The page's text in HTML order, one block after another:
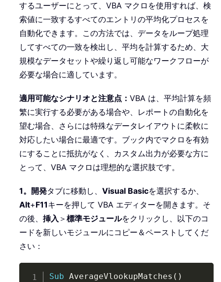
するユーザーにとって、VBA マクロを使用すれば、検
索値に一致するすべてのエントリの平均化プロセスを
自動化できます。この方法では、データをループ処理
してすべての一致を検出し、平均を計算するため、大
規模なデータセットや繰り返し可能なワークフローが
必要な場合に適しています。
適用可能なシナリオと注意点： VBA は、平均計算を頻
繁に実行する必要がある場合や、レポートの自動化を
望む場合、さらには特殊なデータレイアウトに柔軟に
対応したい場合に最適です。ブック内でマクロを有効
にすることに抵抗がなく、カスタム出力が必要な方に
とって、VBA マクロは理想的な選択肢です。
1。 開発タブに移動し、 Visual Basicを選択するか、
Alt+F11キーを押して VBA エディターを開きます。そ
の後、 挿入 ＞ 標準モジュールをクリックし、以下のコ
ードを新しいモジュールにコピー＆ペーストしてくだ
さい：
Sub AverageVlookupMatches ( )
Copy